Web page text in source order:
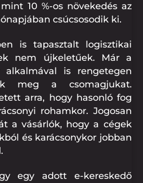
10 %-os növekedés az
csúcsosodik ki.
is tapasztalt logisztikai
nem újkeletűek. Már a
is rengetegen
meg a csomagjukat.
arra, hogy hasonló fog
rohamkor. Jogosan
a vásárlók, hogy a cégek
és karácsonykor jobban
egy adott e-kereskedő